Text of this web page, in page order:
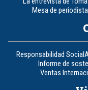
Mesa de
Responsabilidad Social
Informe de
Ventas